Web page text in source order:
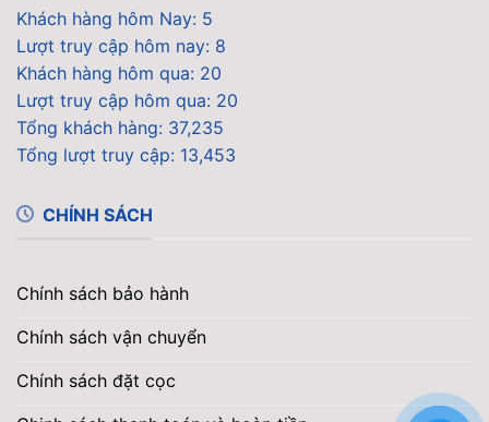
Khách hàng hôm Nay: 5
Lượt truy cập hôm nay: 8
Khách hàng hôm qua: 20
Lượt truy cập hôm qua: 20
Tổng khách hàng: 37,235
Tổng lượt truy cập: 13,453
CHÍNH SÁCH
Chính sách bảo hành
Chính sách vận chuyển
Chính sách đặt cọc